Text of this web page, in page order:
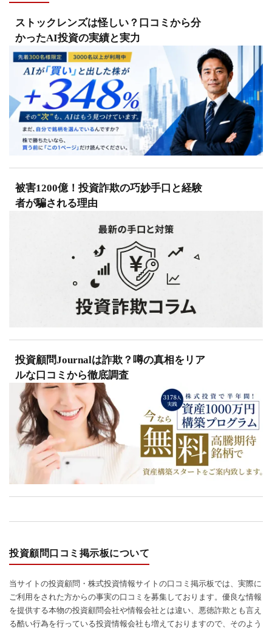
ストックレンズは怪しい？口コミから分
かったAI投資の実績と実力
被害1200億！投資詐欺の巧妙手口と経験
者が騙される理由
投資顧問Journalは詐欺？噂の真相をリア
ルな口コミから徹底調査
投資顧問口コミ掲示板について
当サイトの投資顧問・株式投資情報サイトの口コミ掲示板では、実際に
ご利用をされた方からの事実の口コミを募集しております。優良な情報
を提供する本物の投資顧問会社や情報会社とは違い、悪徳詐欺とも言え
る酷い行為を行っている投資情報会社も増えておりますので、そのよう